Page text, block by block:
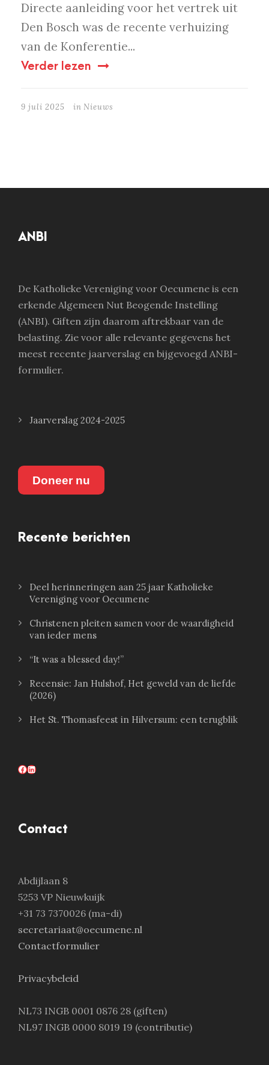
Directe aanleiding voor het vertrek uit
Den Bosch was de recente verhuizing
van de Konferentie...
Verder lezen
9 juli 2025 in Nieuws
ANBI
De Katholieke Vereniging voor Oecumene is een
erkende Algemeen Nut Beogende Instelling
(ANBI). Giften zijn daarom aftrekbaar van de
belasting. Zie voor alle relevante gegevens het
meest recente jaarverslag en bijgevoegd ANBI-
formulier.
Jaarverslag 2024-2025
Doneer nu
Recente berichten
Deel herinneringen aan 25 jaar Katholieke
Vereniging voor Oecumene
Christenen pleiten samen voor de waardigheid
van ieder mens
“It was a blessed day!”
Recensie: Jan Hulshof, Het geweld van de liefde
(2026)
Het St. Thomasfeest in Hilversum: een terugblik
Facebook LinkedIn
Contact
Abdijlaan 8
5253 VP Nieuwkuijk
+31 73 7370026 (ma-di)
secretariaat@oecumene.nl
Contactformulier
Privacybeleid
NL73 INGB 0001 0876 28 (giften)
NL97 INGB 0000 8019 19 (contributie)